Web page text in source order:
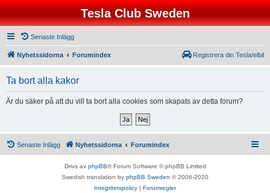
Tesla Club Sweden
Senaste Inlägg
Nyhetssidorna Forumindex Registrera din Tesla/elbil
Ta bort alla kakor
Är du säker på att du vill ta bort alla cookies som skapats av detta forum?
Senaste Inlägg Nyhetssidorna Forumindex
Drivs av phpBB® Forum Software © phpBB Limited
Swedish translation by phpBB Sweden © 2006-2020
Integritetspolicy | Forumregler